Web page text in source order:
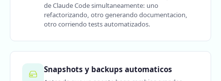
de Claude Code simultaneamente: uno
refactorizando, otro generando documentacion,
otro corriendo tests automatizados.
Snapshots y backups automaticos